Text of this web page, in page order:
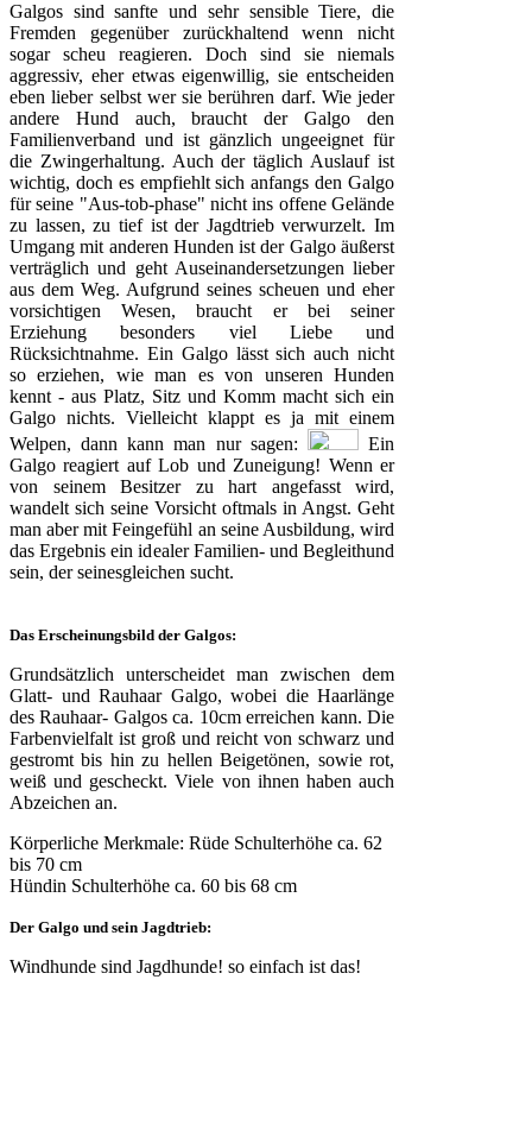
Galgos sind sanfte und sehr sensible Tiere, die
Fremden gegenüber zurückhaltend wenn nicht
sogar scheu reagieren. Doch sind sie niemals
aggressiv, eher etwas eigenwillig, sie entscheiden
eben lieber selbst wer sie berühren darf. Wie jeder
andere Hund auch, braucht der Galgo den
Familienverband und ist gänzlich ungeeignet für
die Zwingerhaltung. Auch der täglich Auslauf ist
wichtig, doch es empfiehlt sich anfangs den Galgo
für seine "Aus-tob-phase" nicht ins offene Gelände
zu lassen, zu tief ist der Jagdtrieb verwurzelt. Im
Umgang mit anderen Hunden ist der Galgo äußerst
verträglich und geht Auseinandersetzungen lieber
aus dem Weg. Aufgrund seines scheuen und eher
vorsichtigen Wesen, braucht er bei seiner
Erziehung besonders viel Liebe und
Rücksichtnahme. Ein Galgo lässt sich auch nicht
so erziehen, wie man es von unseren Hunden
kennt - aus Platz, Sitz und Komm macht sich ein
Galgo nichts. Vielleicht klappt es ja mit einem
Welpen, dann kann man nur sagen:
Ein
Galgo reagiert auf Lob und Zuneigung! Wenn er
von seinem Besitzer zu hart angefasst wird,
wandelt sich seine Vorsicht oftmals in Angst. Geht
man aber mit Feingefühl an seine Ausbildung, wird
das Ergebnis ein idealer Familien- und Begleithund
sein, der seinesgleichen sucht.
Das Erscheinungsbild der Galgos:
Grundsätzlich unterscheidet man zwischen dem
Glatt- und Rauhaar Galgo, wobei die Haarlänge
des Rauhaar- Galgos ca. 10cm erreichen kann. Die
Farbenvielfalt ist groß und reicht von schwarz und
gestromt bis hin zu hellen Beigetönen, sowie rot,
weiß und gescheckt. Viele von ihnen haben auch
Abzeichen an.
Körperliche Merkmale: Rüde Schulterhöhe ca. 62
bis 70 cm
Hündin Schulterhöhe ca. 60 bis 68 cm
Der Galgo und sein Jagdtrieb:
Windhunde sind Jagdhunde! so einfach ist das!